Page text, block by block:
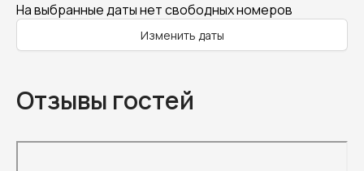
На выбранные даты нет свободных номеров
Изменить даты
Отзывы гостей